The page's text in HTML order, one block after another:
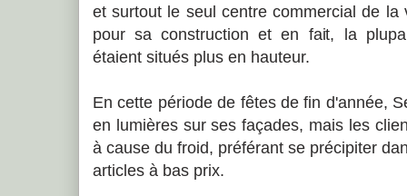
et surtout le seul centre commercial de
pour sa construction et en fait, la
étaient situés plus en hauteur.
En cette période de fêtes de fin d'année,
en lumières sur ses façades, mais les
à cause du froid, préférant se précipiter
articles à bas prix.